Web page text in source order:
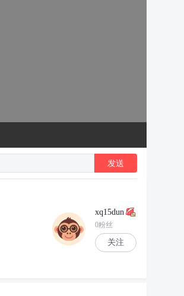
发送
xq15dun
0粉丝
关注